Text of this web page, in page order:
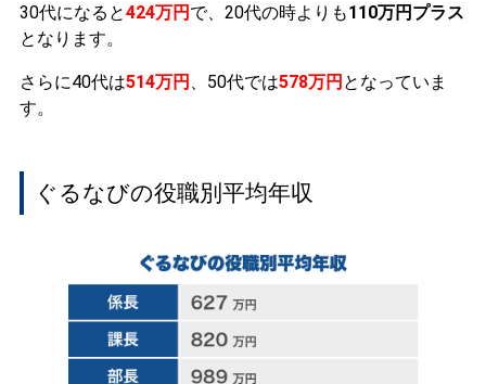
30代になると424万円 で、20代の時よりも110万円プラス
となります。
さらに40代は514万円 、50代では578万円 となっていま
す。
ぐるなびの役職別平均年収